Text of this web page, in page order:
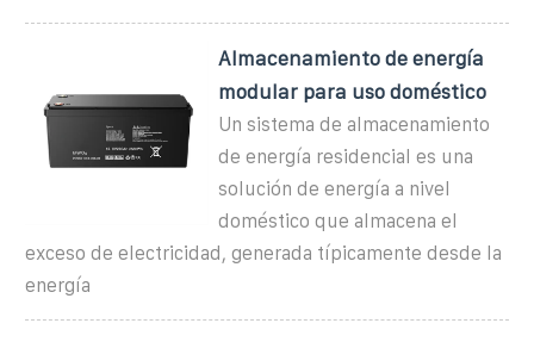
Almacenamiento de energía
modular para uso doméstico
Un sistema de almacenamiento
de energía residencial es una
solución de energía a nivel
doméstico que almacena el
exceso de electricidad, generada típicamente desde la
energía